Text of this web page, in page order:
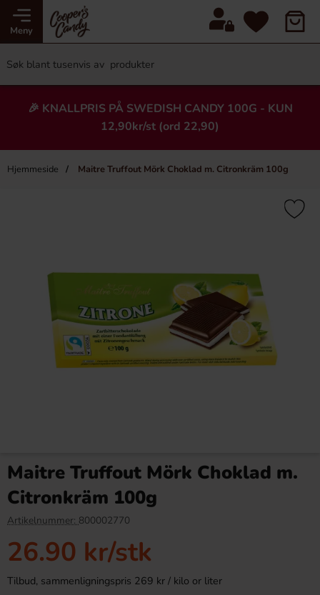
Meny
🎉 KNALLPRIS PÅ SWEDISH CANDY 100G - KUN
12,90kr/st (ord 22,90)
Hjemmeside Maitre Truffout Mörk Choklad m. Citronkräm 100g
×
19.90 kr
Köp
Maitre Truffout Mörk Choklad m.
Citronkräm 100g
Artikelnummer: 800002770
26.90 kr/stk
Tilbud, sammenligningspris 269 kr / kilo or liter